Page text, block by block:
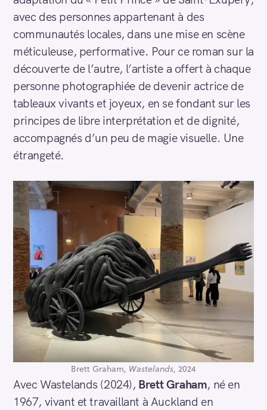
avec des personnes appartenant à des
communautés locales, dans une mise en scène
méticuleuse, performative. Pour ce roman sur la
découverte de l’autre, l’artiste a offert à chaque
personne photographiée de devenir actrice de
tableaux vivants et joyeux, en se fondant sur les
principes de libre interprétation et de dignité,
accompagnés d’un peu de magie visuelle. Une
étrangeté.
Brett Graham, Wastelands, 2024
Avec Wastelands (2024), Brett Graham, né en
1967, vivant et travaillant à Auckland en